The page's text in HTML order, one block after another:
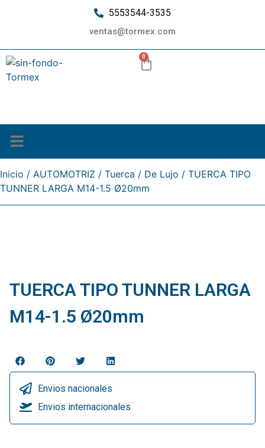
5553544-3535
ventas@tormex.com
0
Inicio / AUTOMOTRIZ / Tuerca / De Lujo / TUERCA TIPO
TUNNER LARGA M14-1.5 Ø20mm
TUERCA TIPO TUNNER LARGA
M14-1.5 Ø20mm
Envios nacionales
Envios internacionales